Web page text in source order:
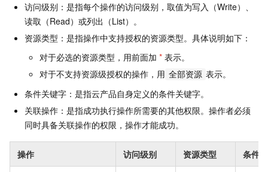
访问级别：是指每个操作的访问级别，取值为写入（Write）、
读取（Read）或列出（List）。
资源类型：是指操作中支持授权的资源类型。具体说明如下：
对于必选的资源类型，用前面加 * 表示。
对于不支持资源级授权的操作，用 全部资源 表示。
条件关键字：是指云产品自身定义的条件关键字。
关联操作：是指成功执行操作所需要的其他权限。操作者必须
同时具备关联操作的权限，操作才能成功。
操作 访问级别 资源类型 条件